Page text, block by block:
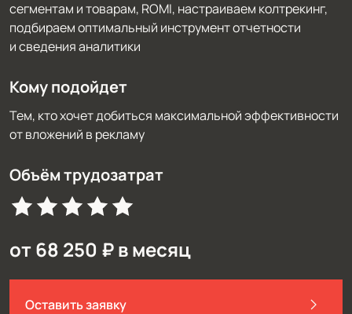
сегментам и товарам, ROMI, настраиваем колтрекинг,
подбираем оптимальный инструмент отчетности
и сведения аналитики
Кому подойдет
Тем, кто хочет добиться максимальной эффективности
от вложений в рекламу
Объём трудозатрат
от 68 250 ₽ в месяц
Оставить заявку